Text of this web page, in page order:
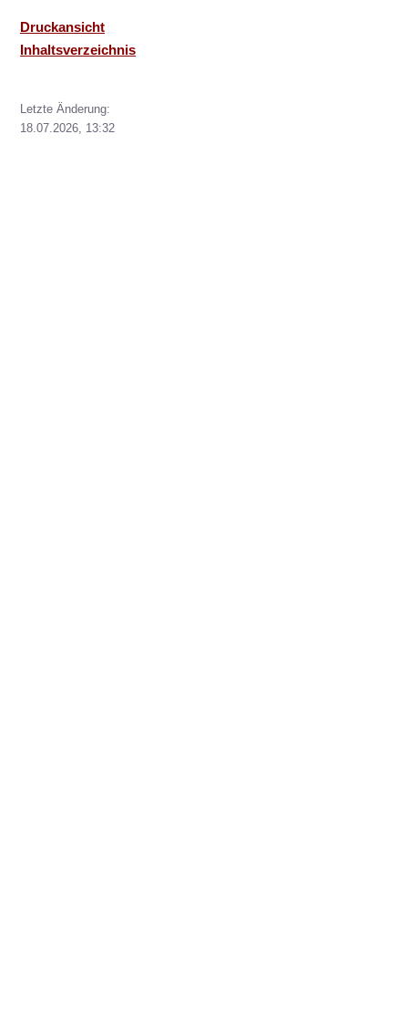
Druckansicht
Inhaltsverzeichnis
Letzte Änderung:
18.07.2026, 13:32